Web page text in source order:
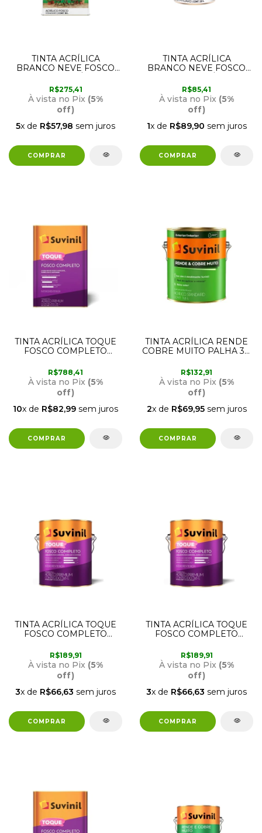
TINTA ACRÍLICA
BRANCO NEVE FOSCO
EFICIÊNCIA GLASU
R$275,41
À vista no Pix (5%
off)
5x de R$57,98 sem juros
TINTA ACRÍLICA
BRANCO NEVE FOSCO
EFICIÊNCIA GLASU
R$85,41
À vista no Pix (5%
off)
1x de R$89,90 sem juros
TINTA ACRÍLICA TOQUE
FOSCO COMPLETO
LITROS SUVINIL
R$788,41
À vista no Pix (5%
off)
10x de R$82,99 sem juros
TINTA ACRÍLICA RENDE
COBRE MUITO PALHA 3,6
R$132,91
À vista no Pix (5%
off)
2x de R$69,95sem juros
TINTA ACRÍLICA TOQUE
FOSCO COMPLETO
SUVINIL
R$189,91
À vista no Pix (5%
off)
3x de R$66,63 sem juros
TINTA ACRÍLICA TOQUE
FOSCO COMPLETO
LITROS SUVINIL
R$189,91
À vista no Pix (5%
off)
3x de R$66,63 sem juros